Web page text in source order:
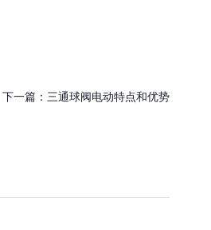
下一篇： 三通球阀电动特点和优势